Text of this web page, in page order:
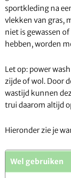
sportkleding na
vlekken van gras,
niet is gewassen
hebben, worden
Let op: power
zijde of wol. Door
wastijd kunnen
trui daarom altijd
Hieronder zie je
Wel gebruiken